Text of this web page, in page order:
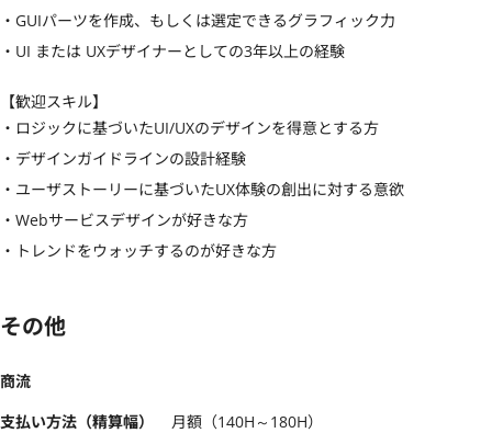
・GUIパーツを作成、もしくは選定できるグラフィック力
・UI または UXデザイナーとしての3年以上の経験
【歓迎スキル】
・ロジックに基づいたUI/UXのデザインを得意とする方
・デザインガイドラインの設計経験
・ユーザストーリーに基づいたUX体験の創出に対する意欲
・Webサービスデザインが好きな方
・トレンドをウォッチするのが好きな方
その他
商流
支払い方法（精算幅）
月額（140H～180H）